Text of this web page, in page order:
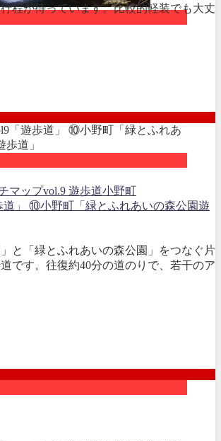
程が待っています。比較的軽装でも大丈
マップvol.9 遊歩道小野町
道」 ⑩小野町「緑とふれあいの森公園遊
」と「緑とふれあいの森公園」をつなぐ片
です。往復約40分の道のりで、若干のア